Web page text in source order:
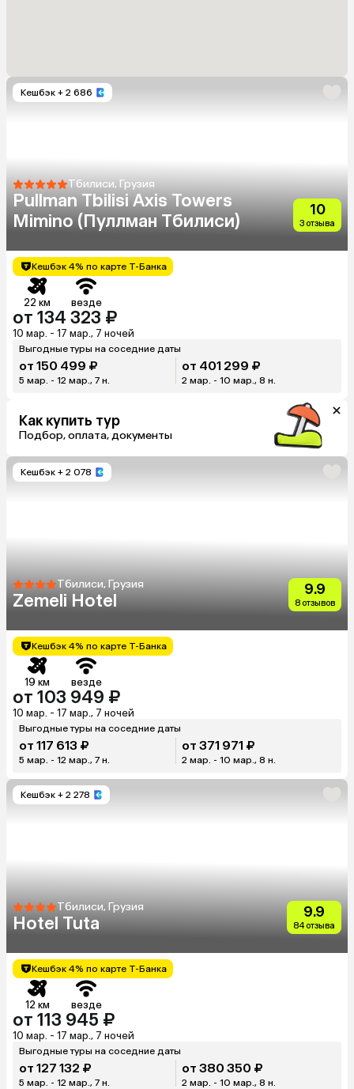
Кешбэк + 2 686
Тбилиси, Грузия
Pullman Tbilisi Axis Towers
Mimino (Пуллман Тбилиси)
10
3 отзыва
Кешбэк 4% по карте Т-Банка
22 км везде
от 134 323 ₽
10 мар. - 17 мар., 7 ночей
Выгодные туры на соседние даты
от 150 499 ₽
5 мар. - 12 мар., 7 н.
от 401 299 ₽
2 мар. - 10 мар., 8 н.
Как купить тур
Подбор, оплата, документы
Кешбэк + 2 078
Тбилиси, Грузия
Zemeli Hotel
9.9
8 отзывов
Кешбэк 4% по карте Т-Банка
19 км везде
от 103 949 ₽
10 мар. - 17 мар., 7 ночей
Выгодные туры на соседние даты
от 117 613 ₽
5 мар. - 12 мар., 7 н.
от 371 971 ₽
2 мар. - 10 мар., 8 н.
Кешбэк + 2 278
Тбилиси, Грузия
Hotel Tuta
9.9
84 отзыва
Кешбэк 4% по карте Т-Банка
12 км везде
от 113 945 ₽
10 мар. - 17 мар., 7 ночей
Выгодные туры на соседние даты
от 127 132 ₽
5 мар. - 12 мар., 7 н.
от 380 350 ₽
2 мар. - 10 мар., 8 н.